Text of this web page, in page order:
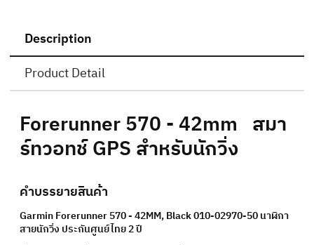
Description
Product Detail
Forerunner 570 - 42mm สมา
ร์ทวอทช์ GPS สำหรับนักวิ่ง
คำบรรยายสินค้า
Garmin Forerunner 570 - 42MM, Black 010-02970-50 นาฬิกา
สายนักวิ่ง ประกันศูนย์ไทย 2 ปี